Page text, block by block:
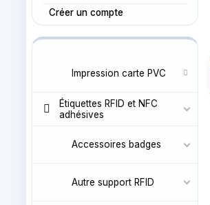
Créer un compte
Impression carte PVC
Étiquettes RFID et NFC
adhésives
Accessoires badges
Autre support RFID